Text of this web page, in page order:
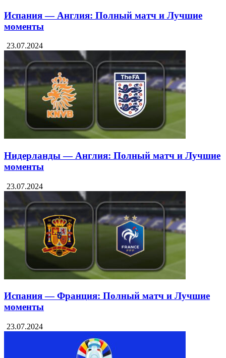
Испания — Англия: Полный матч и Лучшие
моменты
23.07.2024
Нидерланды — Англия: Полный матч и Лучшие
моменты
23.07.2024
Испания — Франция: Полный матч и Лучшие
моменты
23.07.2024